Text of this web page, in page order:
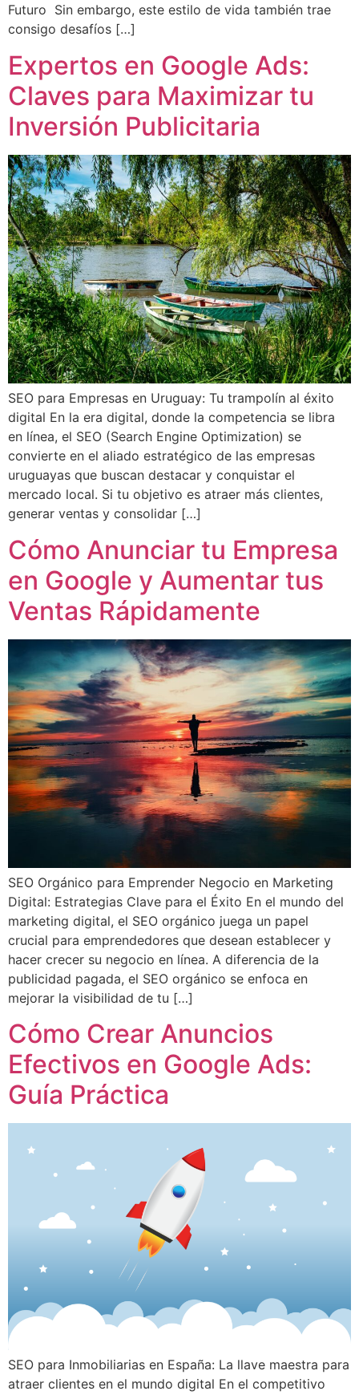
Futuro Sin embargo, este estilo de vida también trae
consigo desafíos […]
Expertos en Google Ads:
Claves para Maximizar tu
Inversión Publicitaria
SEO para Empresas en Uruguay: Tu trampolín al éxito
digital En la era digital, donde la competencia se libra
en línea, el SEO (Search Engine Optimization) se
convierte en el aliado estratégico de las empresas
uruguayas que buscan destacar y conquistar el
mercado local. Si tu objetivo es atraer más clientes,
generar ventas y consolidar […]
Cómo Anunciar tu Empresa
en Google y Aumentar tus
Ventas Rápidamente
SEO Orgánico para Emprender Negocio en Marketing
Digital: Estrategias Clave para el Éxito En el mundo del
marketing digital, el SEO orgánico juega un papel
crucial para emprendedores que desean establecer y
hacer crecer su negocio en línea. A diferencia de la
publicidad pagada, el SEO orgánico se enfoca en
mejorar la visibilidad de tu […]
Cómo Crear Anuncios
Efectivos en Google Ads:
Guía Práctica
SEO para Inmobiliarias en España: La llave maestra para
atraer clientes en el mundo digital En el competitivo